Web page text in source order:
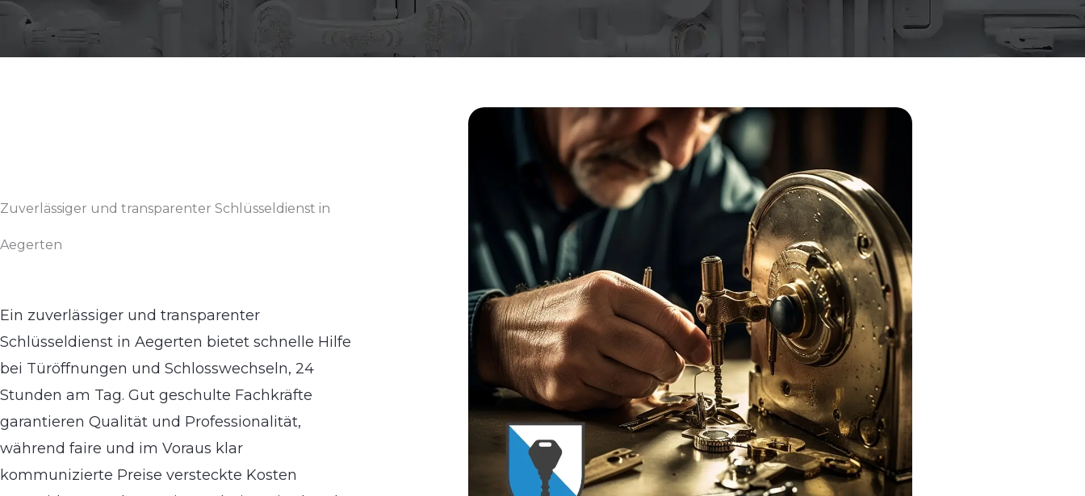
Zuverlässiger und transparenter Schlüsseldienst in
Aegerten
Ein zuverlässiger und transparenter
Schlüsseldienst in Aegerten bietet schnelle Hilfe
bei Türöffnungen und Schlosswechseln, 24
Stunden am Tag. Gut geschulte Fachkräfte
garantieren Qualität und Professionalität,
während faire und im Voraus klar
kommunizierte Preise versteckte Kosten